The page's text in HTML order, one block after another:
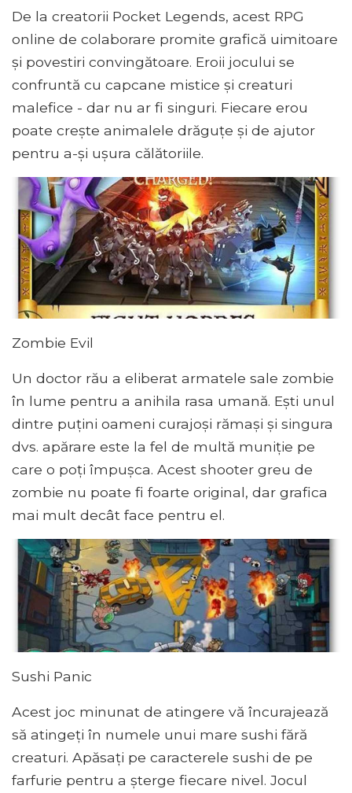
De la creatorii Pocket Legends, acest RPG
online de colaborare promite grafică uimitoare
și povestiri convingătoare. Eroii jocului se
confruntă cu capcane mistice și creaturi
malefice - dar nu ar fi singuri. Fiecare erou
poate crește animalele drăguțe și de ajutor
pentru a-și ușura călătoriile.
Zombie Evil
Un doctor rău a eliberat armatele sale zombie
în lume pentru a anihila rasa umană. Ești unul
dintre puțini oameni curajoși rămași și singura
dvs. apărare este la fel de multă muniție pe
care o poți împușca. Acest shooter greu de
zombie nu poate fi foarte original, dar grafica
mai mult decât face pentru el.
Sushi Panic
Acest joc minunat de atingere vă încurajează
să atingeți în numele unui mare sushi fără
creaturi. Apăsați pe caracterele sushi de pe
farfurie pentru a șterge fiecare nivel. Jocul